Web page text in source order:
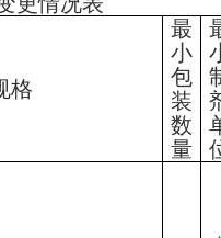
格
最
小
包
装
数
量